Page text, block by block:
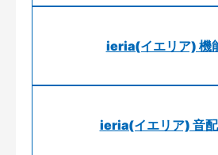
ieria(イエリア) 機
ieria(イエリア) 音